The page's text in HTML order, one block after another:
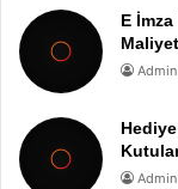
E
Admin
Admin